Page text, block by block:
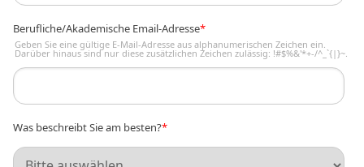
Berufliche/Akademische Email-Adresse*
Geben Sie eine gültige E-Mail-Adresse aus alphanumerischen Zeichen ein.
Darüber hinaus sind nur diese zusätzlichen Zeichen zulässig: !#$%&'*+-/^_`{|}~.
Was beschreibt Sie am besten?*